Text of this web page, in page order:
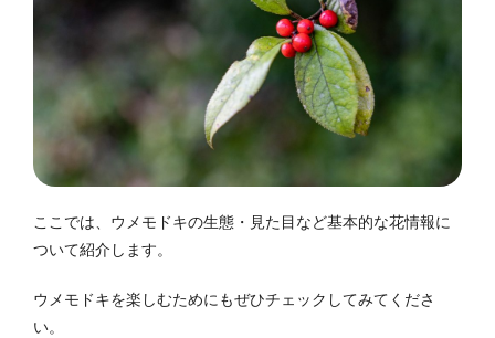
ここでは、ウメモドキの生態・見た目など基本的な花情報に
ついて紹介します。
ウメモドキを楽しむためにもぜひチェックしてみてくださ
い。